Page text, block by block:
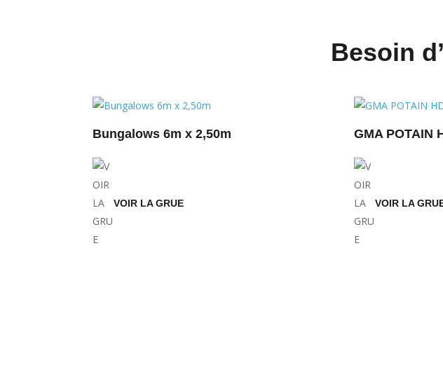
Besoin
Bungalows 6m x 2,50m
VOIR LA GRUE
GMA POTAIN
VOIR LA